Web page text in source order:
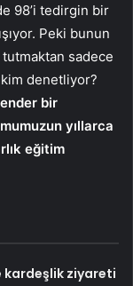
98’i tedirgin bir
Peki bunun
sadece
denetliyor?
bir
yıllarca
eğitim
kardeşlik ziyareti